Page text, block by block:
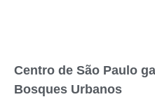
Centro de São Paulo
Bosques Urbanos